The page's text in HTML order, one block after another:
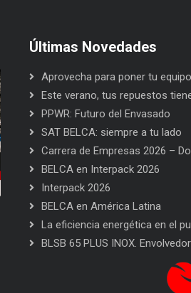
PPWR: Futuro del Envasado
Últimas Novedades
Aprovecha para poner tu
Este verano, tus repuestos
PPWR: Futuro del Envasado
SAT BELCA: siempre a tu lado
Carrera de Empresas 2026 –
BELCA en Interpack 2026
Interpack 2026
BELCA en América Latina
La eficiencia energética en el
BLSB 65 PLUS INOX.